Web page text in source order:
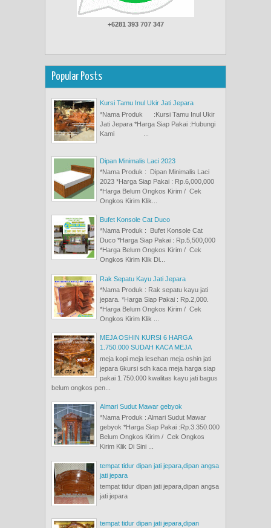
+6281 393 707 347
Popular Posts
Kursi Tamu Inul Ukir Jati Jepara
*Nama Produk :Kursi Tamu Inul Ukir
Jati Jepara *Harga Siap Pakai :Hubungi
Kami ...
Dipan Minimalis Laci 2023
*Nama Produk : Dipan Minimalis Laci
2023 *Harga Siap Pakai : Rp.6,000,000
*Harga Belum Ongkos Kirim / Cek
Ongkos Kirim Klik...
Bufet Konsole Cat Duco
*Nama Produk : Bufet Konsole Cat
Duco *Harga Siap Pakai : Rp.5,500,000
*Harga Belum Ongkos Kirim / Cek
Ongkos Kirim Klik Di...
Rak Sepatu Kayu Jati Jepara
*Nama Produk : Rak sepatu kayu jati
jepara. *Harga Siap Pakai : Rp.2,000.
*Harga Belum Ongkos Kirim / Cek
Ongkos Kirim Klik ...
MEJA OSHIN KURSI 6 HARGA
1.750.000 SUDAH KACA MEJA
meja kopi meja lesehan meja oshin jati
jepara 6kursi sdh kaca meja harga siap
pakai 1.750.000 kwalitas kayu jati bagus
belum ongkos pen...
Almari Sudut Mawar gebyok
*Nama Produk : Almari Sudut Mawar
gebyok *Harga Siap Pakai :Rp.3.350.000
Belum Ongkos Kirim / Cek Ongkos
Kirim Klik Di Sini ...
tempat tidur dipan jati jepara,dipan angsa
jati jepara
tempat tidur dipan jati jepara,dipan angsa
jati jepara
tempat tidur dipan jati jepara,dipan